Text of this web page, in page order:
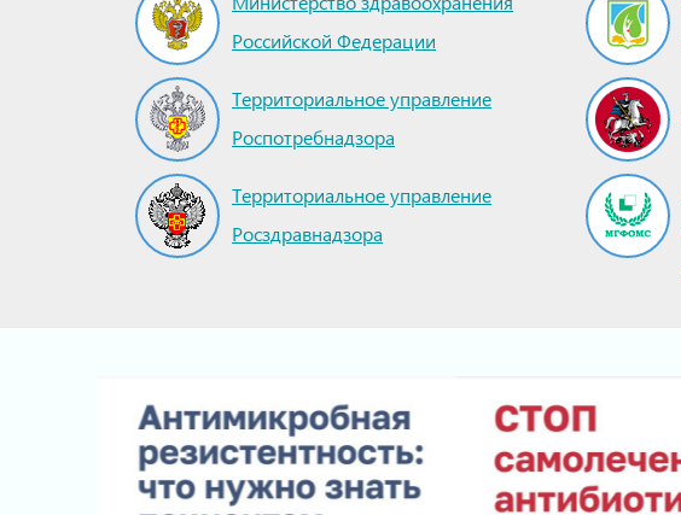
Российской Федерации
Территориальное управление
Роспотребнадзора
Территориальное управление
Росздравнадзора